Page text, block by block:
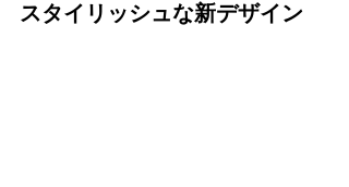
スタイリッシュな新デザイン